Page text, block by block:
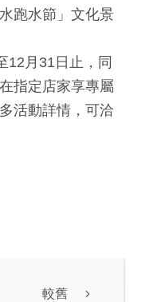
跑水節」文化景
12月31日止，同
指定店家享專屬
活動詳情，可洽
較舊